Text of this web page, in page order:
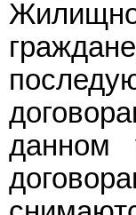
данном